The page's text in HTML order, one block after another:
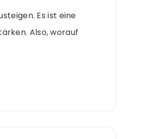
Es ist eine
Also, worauf